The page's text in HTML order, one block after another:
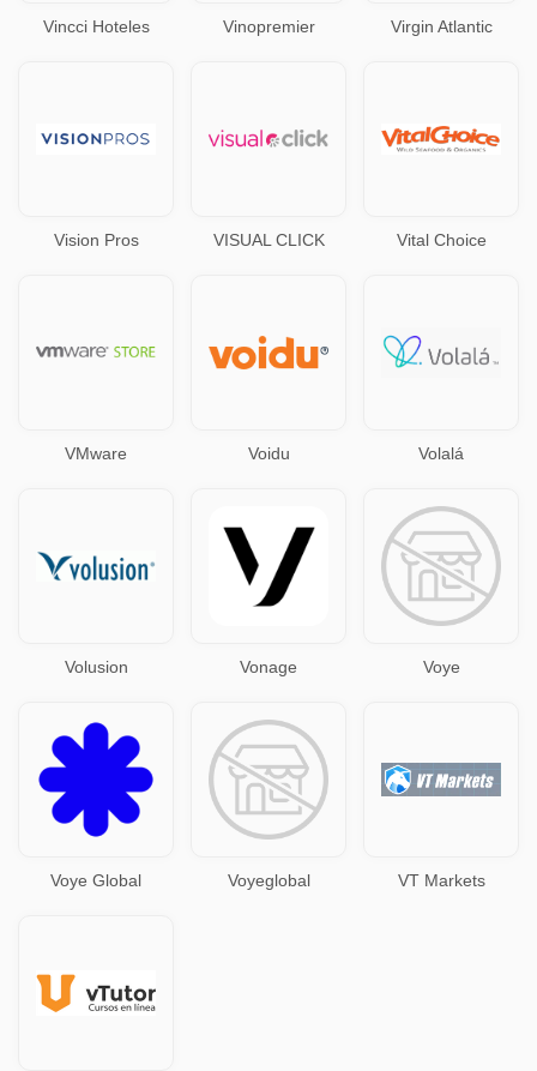
Vincci Hoteles Vinopremier Virgin Atlantic
Vision Pros VISUAL CLICK Vital Choice
VMware Voidu Volalá
Volusion Vonage Voye
Voye Global Voyeglobal VT Markets